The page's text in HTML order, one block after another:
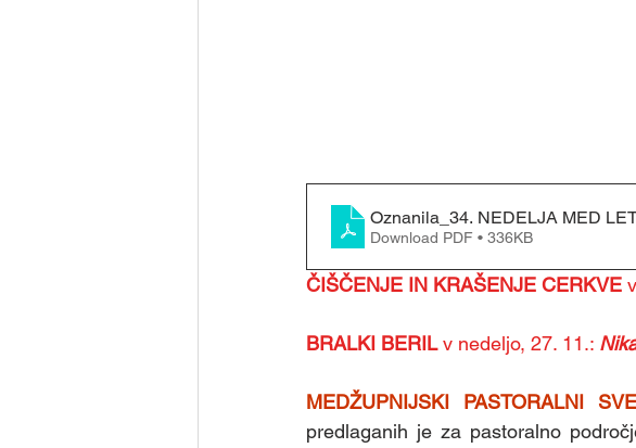
Oznanila_34. NEDELJA MED
Download PDF • 336KB
ČIŠČENJE IN KRAŠENJE CERKVE
BRALKI BERIL v nedeljo, 27. 11.:
MEDŽUPNIJSKI PASTORALNI
predlaganih je za pastoralno